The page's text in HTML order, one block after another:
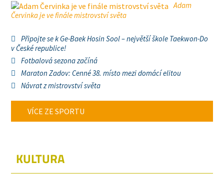
Adam
Červinka je ve finále mistrovství světa
Připojte se k Ge-Baek Hosin Sool – největší škole Taekwon-Do
v České republice!
Fotbalová sezona začíná
Maraton Zadov: Cenné 38. místo mezi domácí elitou
Návrat z mistrovství světa
VÍCE ZE SPORTU
KULTURA